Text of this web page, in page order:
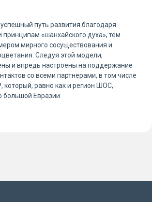
путь развития благодаря
«шанхайского духа», тем
мирного сосуществования и
Следуя этой модели,
и впредь настроены на поддержание
со всеми партнерами, в том числе
который, равно как и регион ШОС,
большой Евразии.